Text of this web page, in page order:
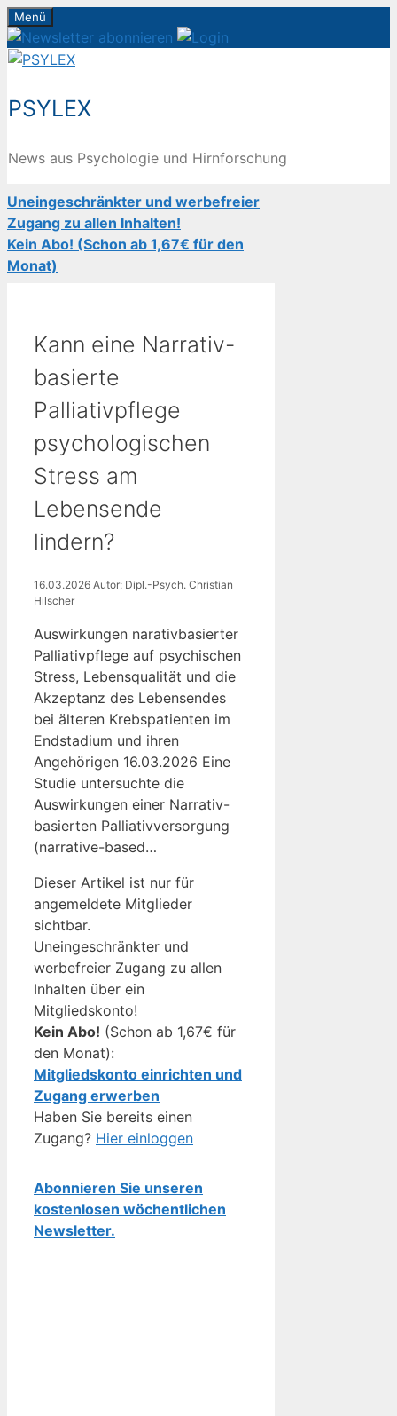
Zum
Inhalt
springen
Menü
PSYLEX
News aus Psychologie und Hirnforschung
Uneingeschränkter und werbefreier
Zugang zu allen Inhalten!
Kein Abo! (Schon ab 1,67€ für den
Monat)
Kann eine Narrativ-
basierte
Palliativpflege
psychologischen
Stress am
Lebensende
lindern?
16.03.2026 Autor: Dipl.-Psych. Christian
Hilscher
Auswirkungen narativbasierter
Palliativpflege auf psychischen
Stress, Lebensqualität und die
Akzeptanz des Lebensendes
bei älteren Krebspatienten im
Endstadium und ihren
Angehörigen 16.03.2026 Eine
Studie untersuchte die
Auswirkungen einer Narrativ-
basierten Palliativversorgung
(narrative-based…
Dieser Artikel ist nur für
angemeldete Mitglieder
sichtbar.
Uneingeschränkter und
werbefreier Zugang zu allen
Inhalten über ein
Mitgliedskonto!
Kein Abo! (Schon ab 1,67€ für
den Monat):
Mitgliedskonto einrichten und
Zugang erwerben
Haben Sie bereits einen
Zugang? Hier einloggen
Abonnieren Sie unseren
kostenlosen wöchentlichen
Newsletter.